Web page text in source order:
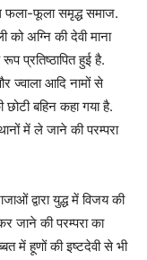
फला-फूला समृद्ध समाज.
को अग्नि की देवी माना
प्रतिष्ठापित हुई है.
ज्वाला आदि नामों से
बहिन कहा गया है.
में ले जाने की परम्परा
द्वारा युद्ध में विजय की
जाने की परम्परा का
में हूणों की इष्टदेवी से भी